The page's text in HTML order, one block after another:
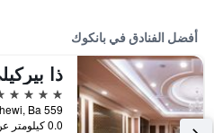
أفضل الفنادق في بانكوك
5 نجوم
0.0 كيلومتر عن وسط المدينة